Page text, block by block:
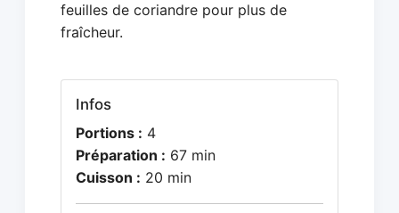
feuilles de coriandre pour plus de
fraîcheur.
Infos
Portions : 4
Préparation : 67 min
Cuisson : 20 min